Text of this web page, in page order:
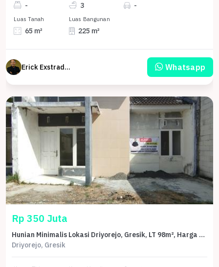
- 3 -
Luas Tanah
65 m²
Luas Bangunan
225 m²
Erick Exstrada Susanto Whatsapp
Rp 350 Juta
Hunian Minimalis Lokasi Driyorejo, Gresik, LT 98m², Harga 350 Juta
Driyorejo, Gresik